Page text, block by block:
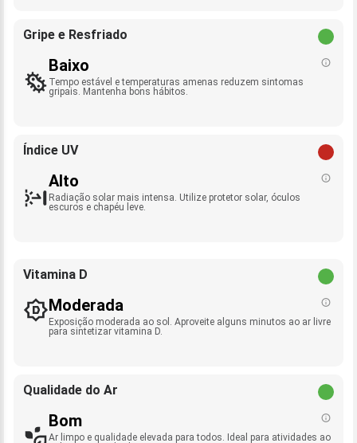
Gripe e Resfriado
Baixo
Tempo estável e temperaturas amenas reduzem sintomas
gripais. Mantenha bons hábitos.
Índice UV
Alto
Radiação solar mais intensa. Utilize protetor solar, óculos
escuros e chapéu leve.
Vitamina D
Moderada
Exposição moderada ao sol. Aproveite alguns minutos ao ar livre
para sintetizar vitamina D.
Qualidade do Ar
Bom
Ar limpo e qualidade elevada para todos. Ideal para atividades ao